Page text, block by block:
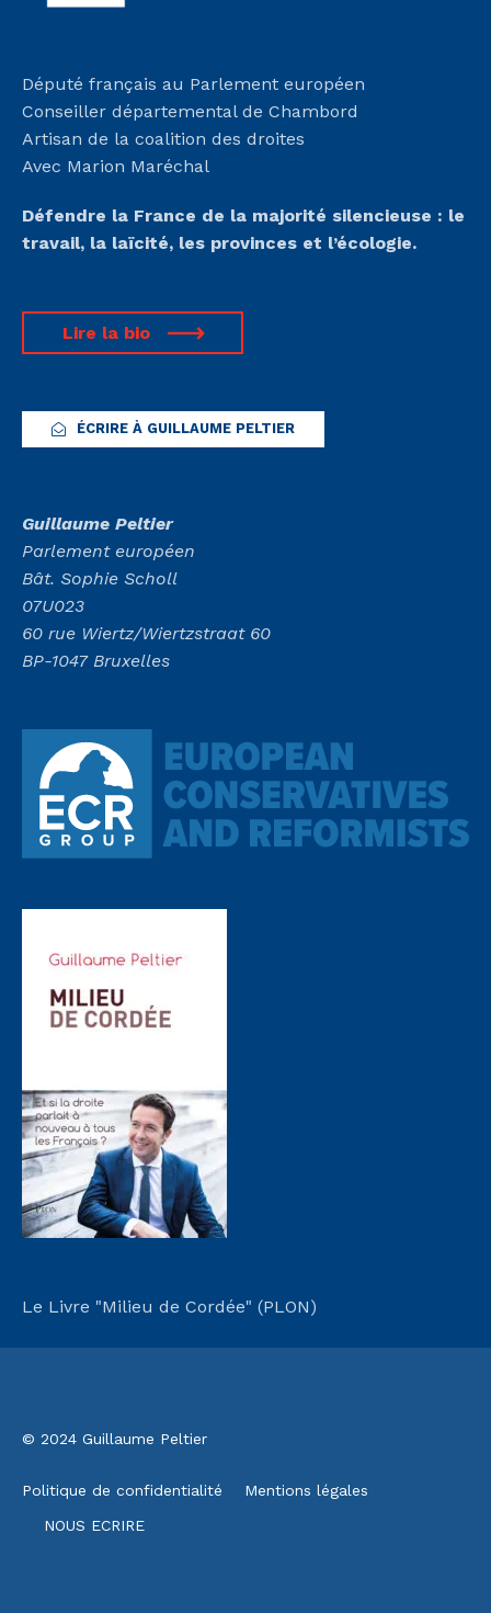
Député français au Parlement européen
Conseiller départemental de Chambord
Artisan de la coalition des droites
Avec Marion Maréchal
Défendre la France de la majorité silencieuse : le
travail, la laïcité, les provinces et l’écologie.
Lire la bio
ÉCRIRE À GUILLAUME PELTIER
Guillaume Peltier
Parlement européen
Bât. Sophie Scholl
07U023
60 rue Wiertz/Wiertzstraat 60
BP-1047 Bruxelles
Le Livre "Milieu de Cordée" (PLON)
© 2024 Guillaume Peltier
Politique de confidentialité
Mentions légales
NOUS ECRIRE